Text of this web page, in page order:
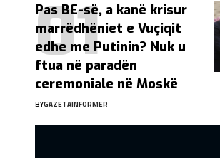
Pas BE-së, a kanë krisur
marrëdhëniet e Vuçiqit
edhe me Putinin? Nuk u
ftua në paradën
ceremoniale në Moskë
BYGAZETAINFORMER